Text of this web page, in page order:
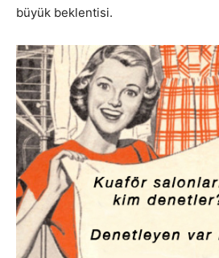
büyük beklentisi.